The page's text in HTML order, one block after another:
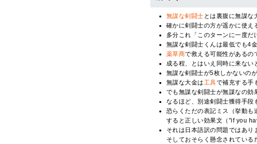
無謀な剣闘士 とは裏腹に無謀な
確かに剣闘士の方が遥かに使
多分これ「このターンに一度
無謀な剣闘士くんは最低でも4
薬草商で救える可能性があるの
成る程、とはいえ同時に来な
無謀な剣闘士が5枚しかないの
無謀な大金は工具で補充する手
でも無謀な剣闘士が無謀なの
なるほど、別途剣闘士獲得手
恐らくただの表記ミス（挙動も
すると正しい効果文（"if you
それは日本語訳の問題ではあ
そしておそらく懸念されている